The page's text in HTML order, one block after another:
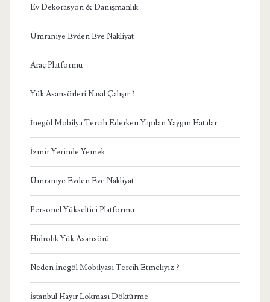
Ev Dekorasyon & Danışmanlık
Ümraniye Evden Eve Nakliyat
Araç Platformu
Yük Asansörleri Nasıl Çalışır ?
İnegöl Mobilya Tercih Ederken Yapılan Yaygın Hatalar
İzmir Yerinde Yemek
Ümraniye Evden Eve Nakliyat
Personel Yükseltici Platformu
Hidrolik Yük Asansörü
Neden İnegöl Mobilyası Tercih Etmeliyiz ?
İstanbul Hayır Lokması Döktürme